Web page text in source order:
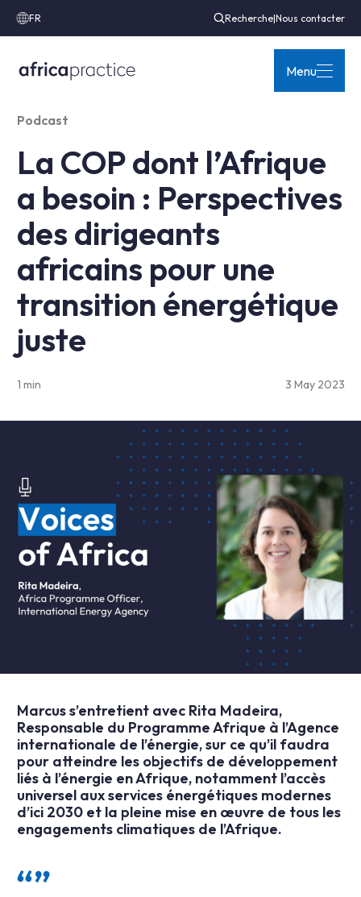
FR Recherche|Nous contacter
Menu
Podcast
La COP dont l’Afrique
a besoin : Perspectives
des dirigeants
africains pour une
transition énergétique
juste
1 min 3 May 2023
Marcus s’entretient avec Rita Madeira,
Responsable du Programme Afrique à l’Agence
internationale de l’énergie, sur ce qu’il faudra
pour atteindre les objectifs de développement
liés à l’énergie en Afrique, notamment l’accès
universel aux services énergétiques modernes
d’ici 2030 et la pleine mise en œuvre de tous les
engagements climatiques de l’Afrique.